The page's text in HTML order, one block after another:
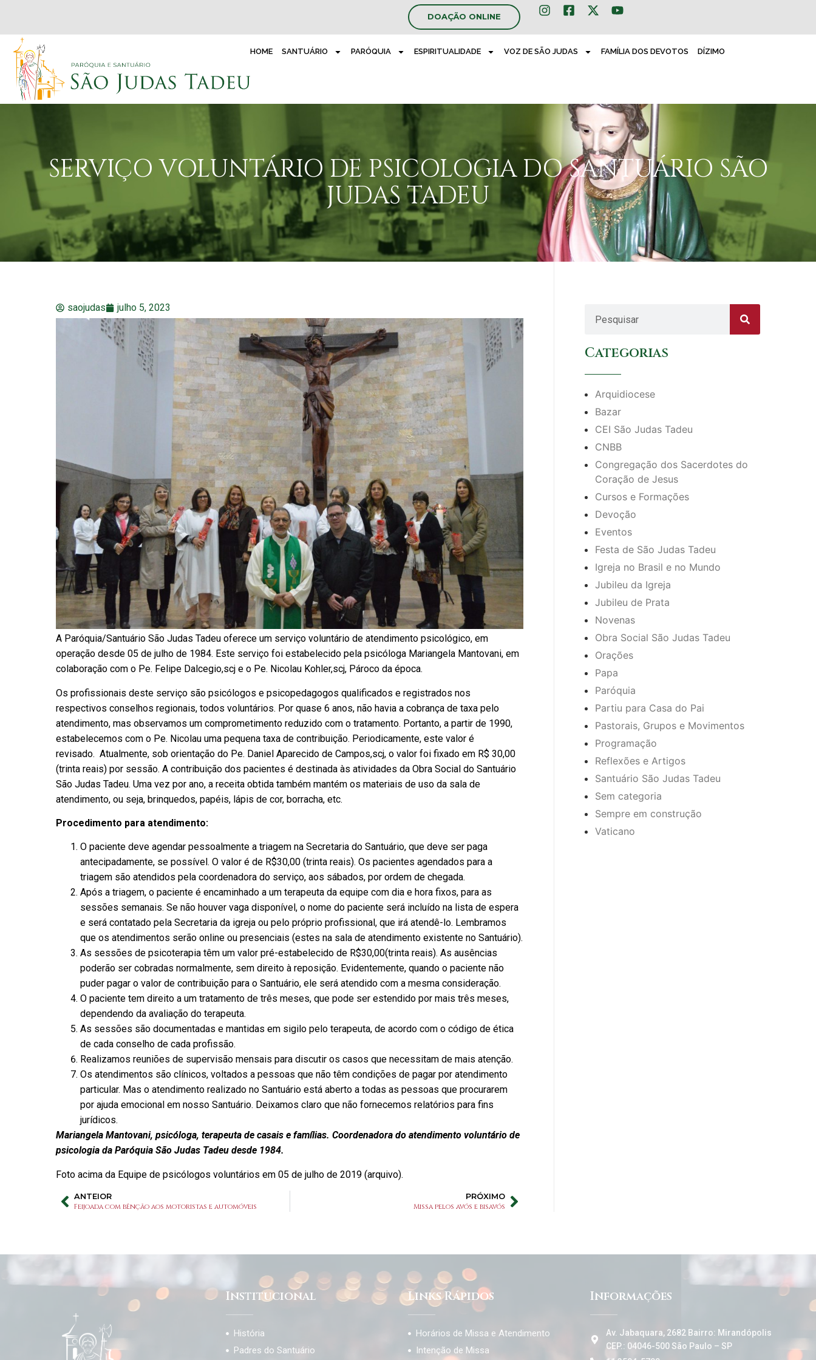
DOAÇÃO ONLINE
HOME SANTUÁRIO PARÓQUIA ESPIRITUALIDADE VOZ DE SÃO JUDAS FAMÍLIA DOS DEVOTOS DÍZIMO
SERVIÇO VOLUNTÁRIO DE PSICOLOGIA DO SANTUÁRIO SÃO
JUDAS TADEU
saojudas julho 5, 2023
A Paróquia/Santuário São Judas Tadeu oferece um serviço voluntário de atendimento psicológico, em
operação desde 05 de julho de 1984. Este serviço foi estabelecido pela psicóloga Mariangela Mantovani, em
colaboração com o Pe. Felipe Dalcegio,scj e o Pe. Nicolau Kohler,scj, Pároco da época.
Os profissionais deste serviço são psicólogos e psicopedagogos qualificados e registrados nos
respectivos conselhos regionais, todos voluntários. Por quase 6 anos, não havia a cobrança de taxa pelo
atendimento, mas observamos um comprometimento reduzido com o tratamento. Portanto, a partir de 1990,
estabelecemos com o Pe. Nicolau uma pequena taxa de contribuição. Periodicamente, este valor é
revisado. Atualmente, sob orientação do Pe. Daniel Aparecido de Campos,scj, o valor foi fixado em R$ 30,00
(trinta reais) por sessão. A contribuição dos pacientes é destinada às atividades da Obra Social do Santuário
São Judas Tadeu. Uma vez por ano, a receita obtida também mantém os materiais de uso da sala de
atendimento, ou seja, brinquedos, papéis, lápis de cor, borracha, etc.
Procedimento para atendimento:
O paciente deve agendar pessoalmente a triagem na Secretaria do Santuário, que deve ser paga
antecipadamente, se possível. O valor é de R$30,00 (trinta reais). Os pacientes agendados para a
triagem são atendidos pela coordenadora do serviço, aos sábados, por ordem de chegada.
Após a triagem, o paciente é encaminhado a um terapeuta da equipe com dia e hora fixos, para as
sessões semanais. Se não houver vaga disponível, o nome do paciente será incluído na lista de espera
e será contatado pela Secretaria da igreja ou pelo próprio profissional, que irá atendê-lo. Lembramos
que os atendimentos serão online ou presenciais (estes na sala de atendimento existente no Santuário).
As sessões de psicoterapia têm um valor pré-estabelecido de R$30,00(trinta reais). As ausências
poderão ser cobradas normalmente, sem direito à reposição. Evidentemente, quando o paciente não
puder pagar o valor de contribuição para o Santuário, ele será atendido com a mesma consideração.
O paciente tem direito a um tratamento de três meses, que pode ser estendido por mais três meses,
dependendo da avaliação do terapeuta.
As sessões são documentadas e mantidas em sigilo pelo terapeuta, de acordo com o código de ética
de cada conselho de cada profissão.
Realizamos reuniões de supervisão mensais para discutir os casos que necessitam de mais atenção.
Os atendimentos são clínicos, voltados a pessoas que não têm condições de pagar por atendimento
particular. Mas o atendimento realizado no Santuário está aberto a todas as pessoas que procurarem
por ajuda emocional em nosso Santuário. Deixamos claro que não fornecemos relatórios para fins
jurídicos.
Mariangela Mantovani, psicóloga, terapeuta de casais e famílias. Coordenadora do atendimento voluntário de
psicologia da Paróquia São Judas Tadeu desde 1984.
Foto acima da Equipe de psicólogos voluntários em 05 de julho de 2019 (arquivo).
ANTEIOR
Feijoada com bênção aos motoristas e automóveis
PRÓXIMO
Missa pelos avós e bisavós
Categorias
Arquidiocese
Bazar
CEI São Judas Tadeu
CNBB
Congregação dos Sacerdotes do
Coração de Jesus
Cursos e Formações
Devoção
Eventos
Festa de São Judas Tadeu
Igreja no Brasil e no Mundo
Jubileu da Igreja
Jubileu de Prata
Novenas
Obra Social São Judas Tadeu
Orações
Papa
Paróquia
Partiu para Casa do Pai
Pastorais, Grupos e Movimentos
Programação
Reflexões e Artigos
Santuário São Judas Tadeu
Sem categoria
Sempre em construção
Vaticano
Institucional
História
Padres do Santuário
Links Rápidos
Horários de Missa e Atendimento
Intenção de Missa
Informações
Av. Jabaquara, 2682 Bairro: Mirandópolis
CEP.: 04046-500 São Paulo – SP